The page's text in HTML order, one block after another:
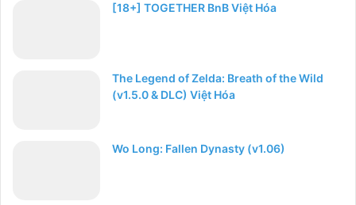
[18+] TOGETHER BnB Việt Hóa
The Legend of Zelda: Breath of the Wild
(v1.5.0 & DLC) Việt Hóa
Wo Long: Fallen Dynasty (v1.06)